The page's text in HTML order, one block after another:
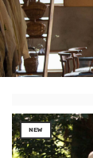
NEW